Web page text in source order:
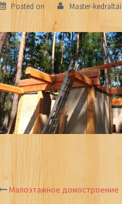
Posted on Master-kedraltai
Малоэтажное домостроение